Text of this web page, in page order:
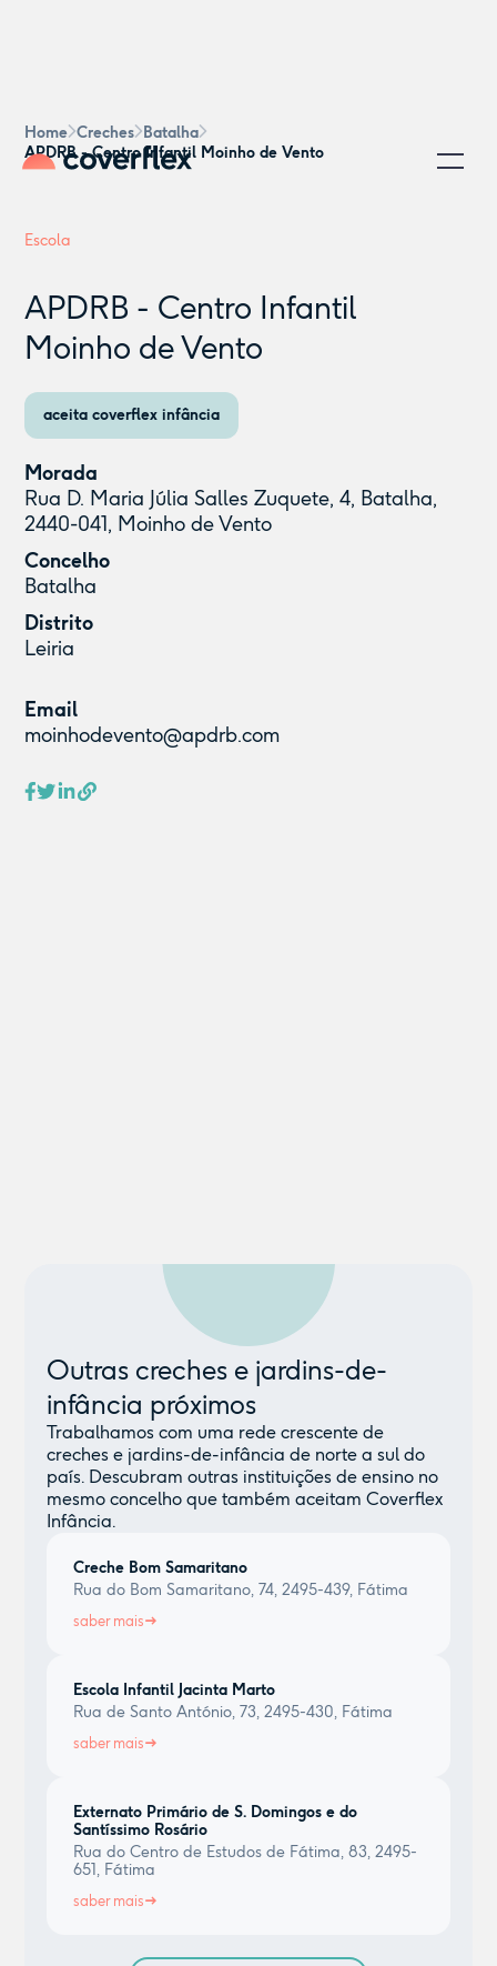
Home Creches
Batalha
APDRB - Centro Infantil Moinho de Vento
Escola
APDRB - Centro Infantil
Moinho de Vento
aceita coverflex infância
Morada
Rua D. Maria Júlia Salles Zuquete, 4, Batalha,
2440-041, Moinho de Vento
Concelho
Batalha
Distrito
Leiria
Email
moinhodevento@apdrb.com
Outras creches e jardins-de-
infância próximos
Trabalhamos com uma rede crescente de
creches e jardins-de-infância de norte a sul do
país. Descubram outras instituições de ensino no
mesmo concelho que também aceitam Coverflex
Infância.
Creche Bom Samaritano
Rua do Bom Samaritano, 74, 2495-439, Fátima
saber mais
Escola Infantil Jacinta Marto
Rua de Santo António, 73, 2495-430, Fátima
saber mais
Externato Primário de S. Domingos e do
Santíssimo Rosário
Rua do Centro de Estudos de Fátima, 83, 2495-
651, Fátima
saber mais